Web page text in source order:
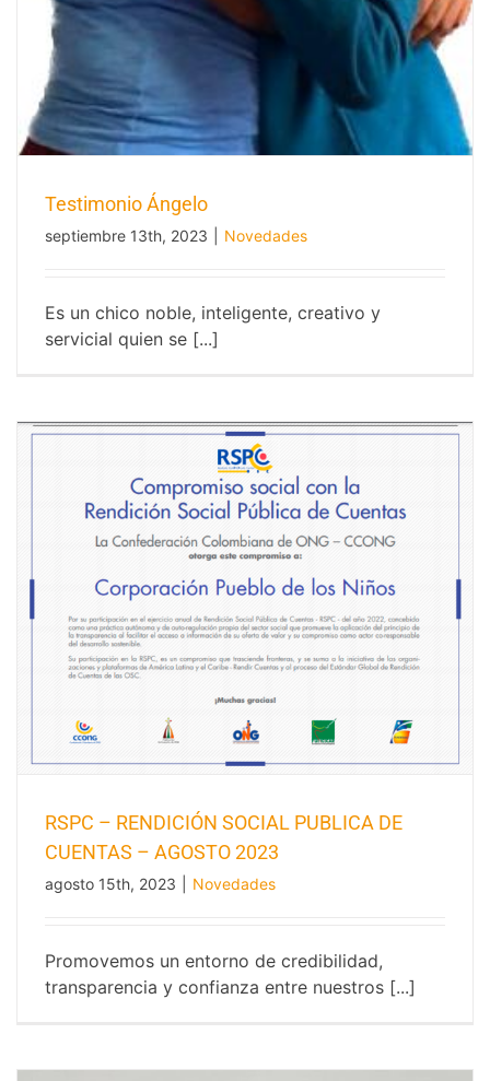
Testimonio Ángelo
Testimonio Ángelo
septiembre 13th, 2023 Novedades
Es un chico noble, inteligente, creativo y
servicial quien se [...]
DE CUENTAS – AGOSTO 2023
RSPC – RENDICIÓN SOCIAL PUBLICA DE
CUENTAS – AGOSTO 2023
agosto 15th, 2023 Novedades
Promovemos un entorno de credibilidad,
transparencia y confianza entre nuestros [...]